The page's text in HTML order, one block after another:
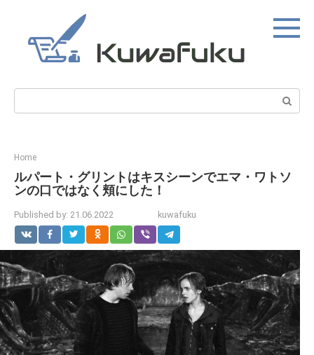
content
Search:
Home
ルパート・グリントはキスシーンでエマ・ワトソ
ンの口ではなく頬にした！
Published by: 21.06.2022 kuwafuku